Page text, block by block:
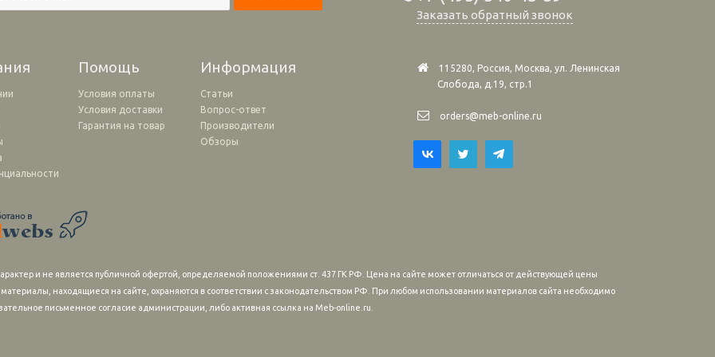
Заказать обратный звонок
Помощь Информация
Условия оплаты
Условия доставки
Гарантия на товар
Статьи
Вопрос-ответ
Производители
Обзоры
115280, Россия, Москва, ул. Ленинская
Слобода, д.19, стр.1
orders@meb-online.ru
и не является публичной офертой, определяемой положениями ст. 437 ГК РФ. Цена на сайте может отличаться от действующей цены
находящиеся на сайте, охраняются в соответствии с законодательством РФ. При любом использовании материалов сайта необходимо
письменное согласие администрации, либо активная ссылка на Meb-online.ru.